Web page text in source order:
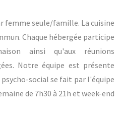
femme seule/famille. La cuisine
Chaque hébergée participe
ainsi qu'aux réunions
Notre équipe est présente
social se fait par l'équipe
de 7h30 à 21h et week-end